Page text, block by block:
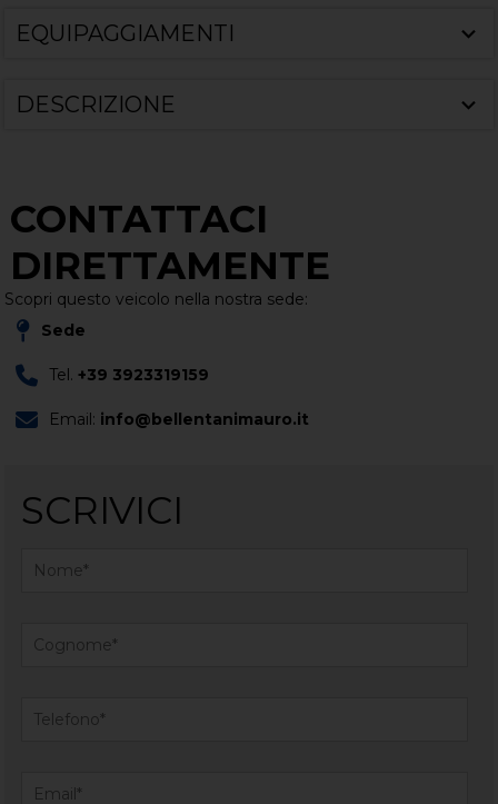
EQUIPAGGIAMENTI
DESCRIZIONE
CONTATTACI
DIRETTAMENTE
Scopri questo veicolo nella nostra sede:
Sede
Tel.+39 3923319159
Email: info@bellentanimauro.it
SCRIVICI